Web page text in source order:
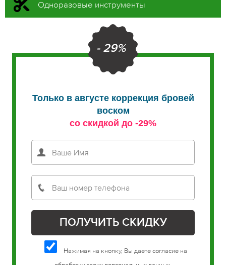
Одноразовые инструменты
- 29%
Только в августе коррекция бровей
воском
со скидкой до -29%
Нажимая на кнопку, Вы даете согласие на